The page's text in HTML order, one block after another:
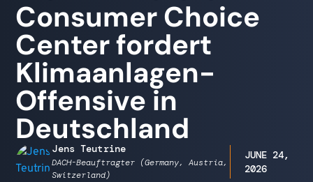
Consumer Choice
Center fordert
Klimaanlagen-
Offensive in
Deutschland
Jens Teutrine
DACH-Beauftragter (Germany, Austria,
Switzerland)
JUNE 24,
2026